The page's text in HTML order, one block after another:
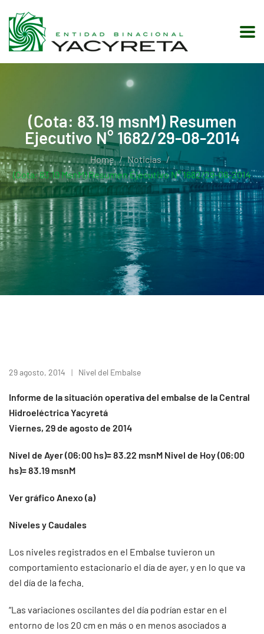
(Cota: 83.19 msnM) Resumen
Ejecutivo N° 1682/29-08-2014
Home
Noticias
(Cota: 83.19 MsnM) Resumen Ejecutivo N° 1682/29-08-2014
29 agosto, 2014 Nivel del Embalse
Informe de la situación operativa del embalse de la Central
Hidroeléctrica Yacyretá
Viernes, 29 de agosto de 2014
Nivel de Ayer (06:00 hs)= 83.22 msnM Nivel de Hoy (06:00
hs)= 83.19 msnM
Ver gráfico Anexo (a)
Niveles y Caudales
Los niveles registrados en el Embalse tuvieron un
comportamiento estacionario el día de ayer, y en lo que va
del día de la fecha.
“Las variaciones oscilantes del día podrían estar en el
entorno de los 20 cm en más o en menos asociados a